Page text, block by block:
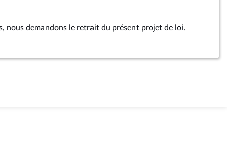
nous demandons le retrait du présent projet de loi.